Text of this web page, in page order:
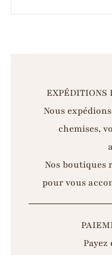
EXPÉDITIONS
Nous
chemises,
Nos boutiques
pour vous